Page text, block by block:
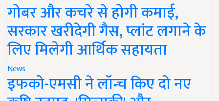
गोबर और कचरे से होगी कमाई,
सरकार खरीदेगी गैस, प्लांट लगाने के
लिए मिलेगी आर्थिक सहायता
News
इफको-एमसी ने लॉन्च किए दो नए